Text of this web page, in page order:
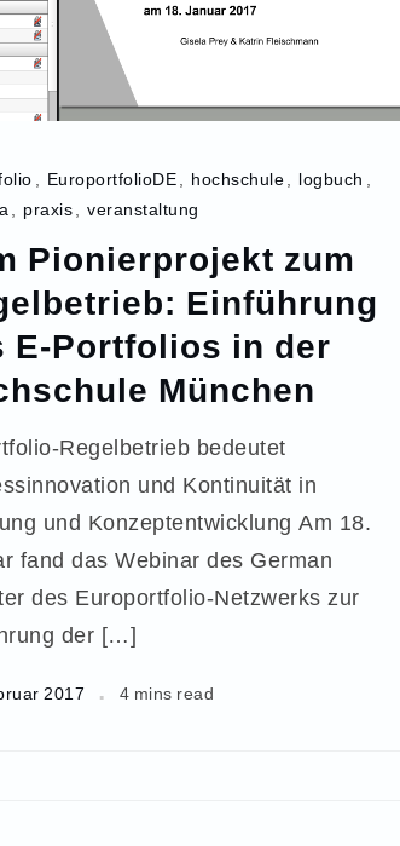
EuroportfolioDE hochschule logbuch
praxis veranstaltung
Pionierprojekt zum
Einführung
E-Portfolios in der
München
Regelbetrieb bedeutet
und Kontinuität in
und Konzeptentwicklung Am 18.
fand das Webinar des German
des Europortfolio-Netzwerks zur
der […]
2017 4 mins read